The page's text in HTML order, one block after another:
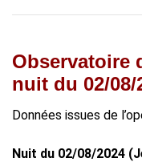
Observatoire
nuit du 02/08/
Données issues de
Nuit du 02/08/2024